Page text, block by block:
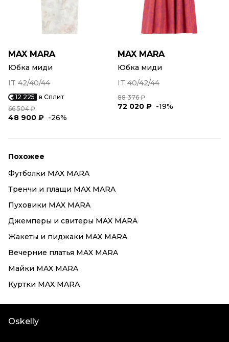
MAX MARA
Юбка миди
IT 42/40/44
12 225 в Сплит
66 504 ₽
48 900 ₽ -26%
MAX MARA
Юбка миди
IT 40/42/44
88 376 ₽
72 020 ₽ -19%
Похожее
Футболки MAX MARA
Тренчи и плащи MAX MARA
Пуховики MAX MARA
Джемперы и свитеры MAX MARA
Жакеты и пиджаки MAX MARA
Вечерние платья MAX MARA
Майки MAX MARA
Куртки MAX MARA
Oskelly